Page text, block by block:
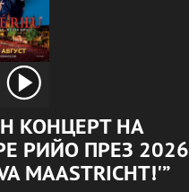
КОНЦЕРТ НА
РИЙО ПРЕЗ 2026
MAASTRICHT!'”